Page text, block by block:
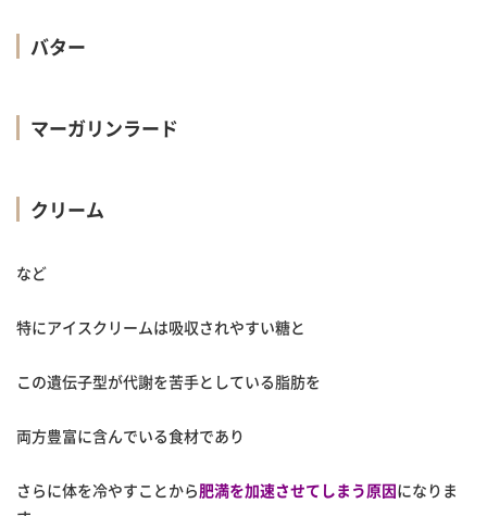
バター
マーガリンラード
クリーム
など
特にアイスクリームは吸収されやすい糖と
この遺伝子型が代謝を苦手としている脂肪を
両方豊富に含んでいる食材であり
さらに体を冷やすことから肥満を加速させてしまう原因になりま